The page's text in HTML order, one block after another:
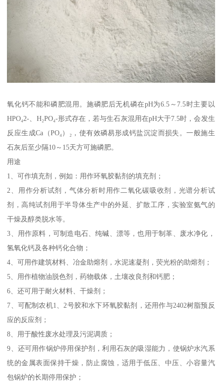
氧化钙不能和磷肥混用。施磷肥后无机磷在pH为6.5～7.5时主要以
HPO₄2-、H₂PO₄-形式存在，若与生石灰混用在pH大于7.5时，会发生
反应生成Ca（PO₄）₂，使有效磷易形成钙盐沉淀而损失。一般施生
石灰后至少隔10～15天方可施磷肥。
用途
1、可作填充剂，例如：用作环氧胶黏剂的填充剂；
2、用作分析试剂，气体分析时用作二氧化碳吸收剂，光谱分析试
剂，高纯试剂用于半导体生产中的外延、扩散工序，实验室氨气的
干燥及醇类脱水等。
3、用作原料，可制造电石、纯碱、漂等，也用于制革、废水净化，
氢氧化钙及各种钙化合物；
4、可用作建筑材料、冶金助熔剂，水泥速凝剂，荧光粉的助熔剂；
5、用作植物油脱色剂，药物载体，土壤改良剂和钙肥；
6、还可用于耐火材料、干燥剂；
7、可配制农机1、2号胶和水下环氧胶黏剂，还用作与2402树脂预反
应的反应剂；
8、用于酸性废水处理及污泥调质；
9、还可用作锅炉停用保护剂，利用石灰的吸湿能力，使锅炉水汽系
统的金属表面保持干燥，防止腐蚀，适用于低压、中压、小容量汽
包锅炉的长期停用保护；